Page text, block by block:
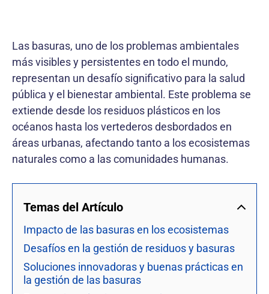
Las basuras, uno de los problemas ambientales
más visibles y persistentes en todo el mundo,
representan un desafío significativo para la salud
pública y el bienestar ambiental. Este problema se
extiende desde los residuos plásticos en los
océanos hasta los vertederos desbordados en
áreas urbanas, afectando tanto a los ecosistemas
naturales como a las comunidades humanas.
Temas del Artículo
Impacto de las basuras en los ecosistemas
Desafíos en la gestión de residuos y basuras
Soluciones innovadoras y buenas prácticas en
la gestión de las basuras